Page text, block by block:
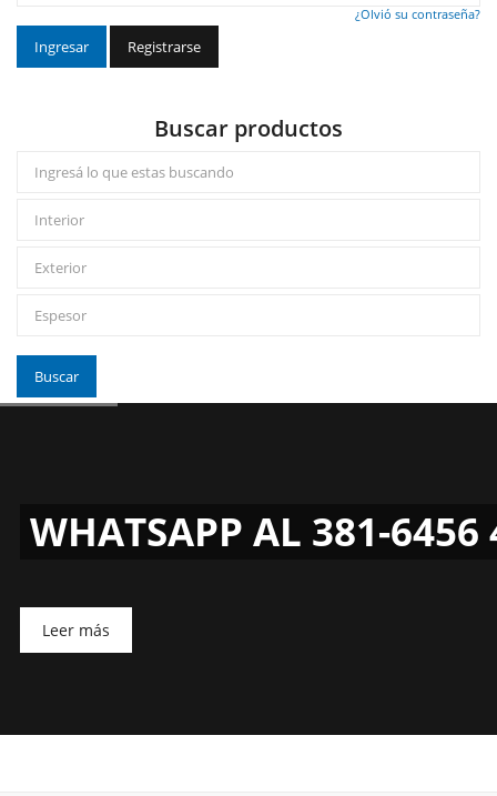
¿Olvió su contraseña?
Ingresar Registrarse
Buscar productos
Buscar
WHATSAPP AL 381-6456
Leer más